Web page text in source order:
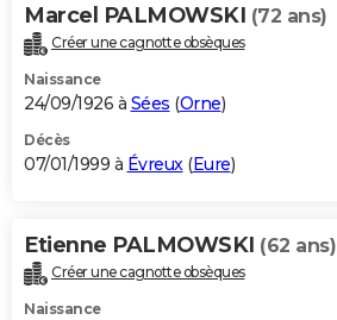
Marcel PALMOWSKI (72 ans)
Créer une cagnotte obsèques
Naissance
24/09/1926 à Sées (Orne)
Décès
07/01/1999 à Évreux(Eure)
Etienne PALMOWSKI (62 ans)
Créer une cagnotte obsèques
Naissance